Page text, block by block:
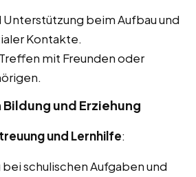
Unterstützung beim Aufbau und
Kontakte.
mit Freunden oder
und Erziehung
und Lernhilfe:
schulischen Aufgaben und